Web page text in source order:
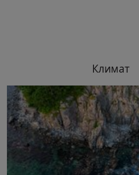
Климат